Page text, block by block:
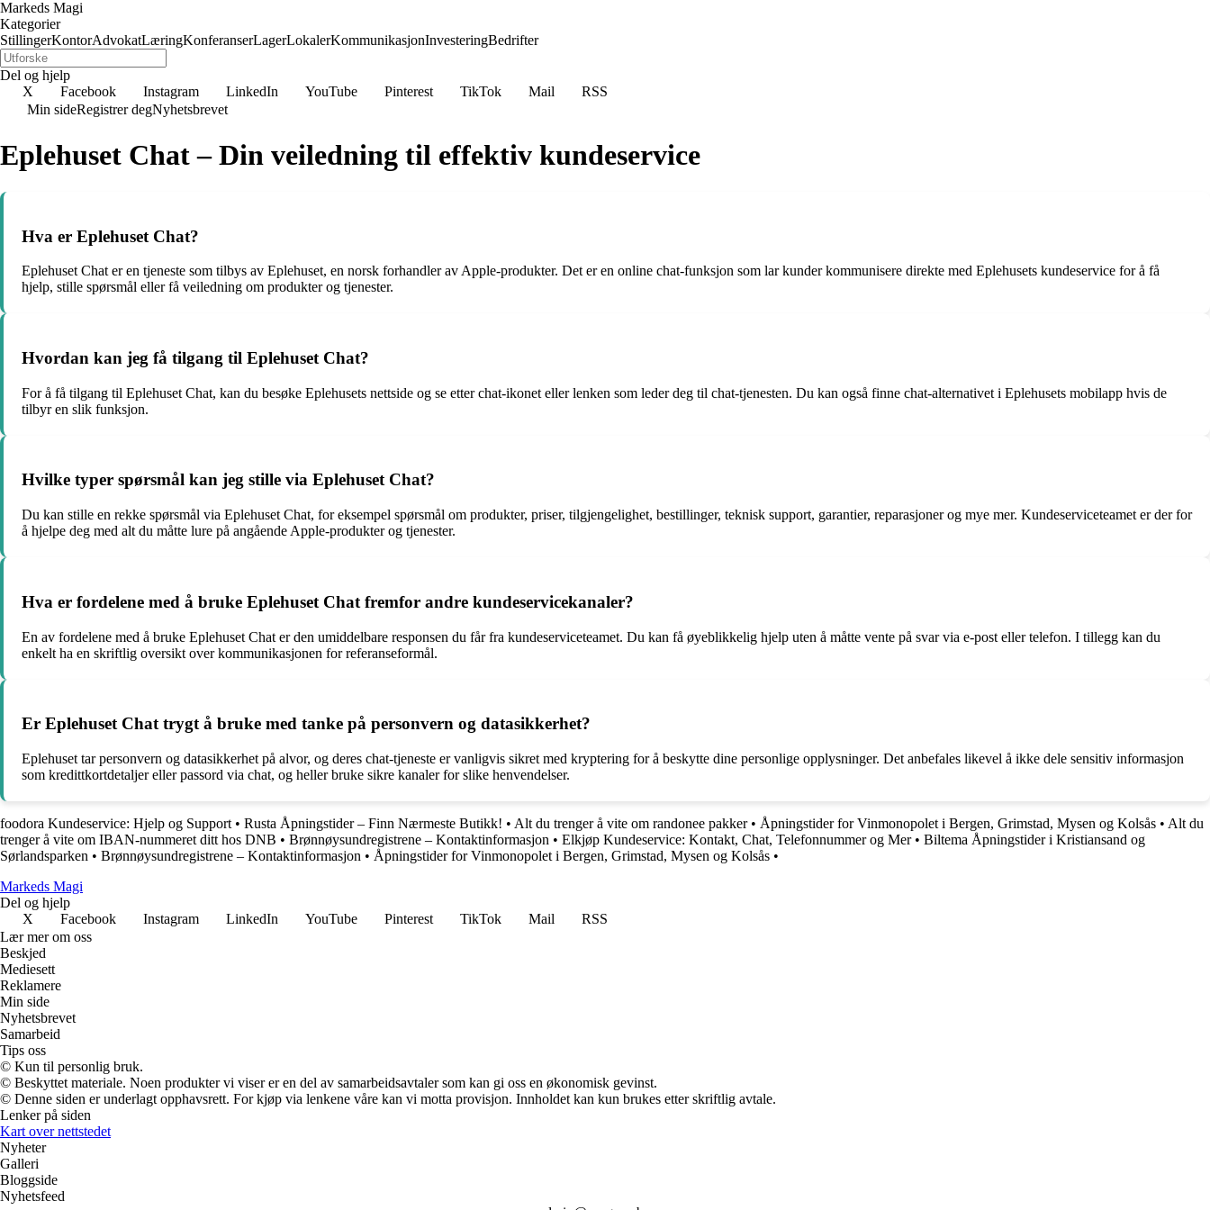
Markeds Magi
Kategorier
StillingerKontorAdvokatLæringKonferanserLagerLokalerKommunikasjonInvesteringBedrifter
Del og hjelp
X
Facebook Instagram LinkedIn YouTube Pinterest TikTok Mail
RSS
Min sideRegistrer degNyhetsbrevet
Eplehuset Chat – Din veiledning til effektiv kundeservice
Hva er Eplehuset Chat?
Eplehuset Chat er en tjeneste som tilbys av Eplehuset, en norsk forhandler av Apple-produkter. Det er en online chat-funksjon som lar kunder kommunisere direkte med Eplehusets kundeservice for å få
hjelp, stille spørsmål eller få veiledning om produkter og tjenester.
Hvordan kan jeg få tilgang til Eplehuset Chat?
For å få tilgang til Eplehuset Chat, kan du besøke Eplehusets nettside og se etter chat-ikonet eller lenken som leder deg til chat-tjenesten. Du kan også finne chat-alternativet i Eplehusets mobilapp hvis de
tilbyr en slik funksjon.
Hvilke typer spørsmål kan jeg stille via Eplehuset Chat?
Du kan stille en rekke spørsmål via Eplehuset Chat, for eksempel spørsmål om produkter, priser, tilgjengelighet, bestillinger, teknisk support, garantier, reparasjoner og mye mer. Kundeserviceteamet er der for
å hjelpe deg med alt du måtte lure på angående Apple-produkter og tjenester.
Hva er fordelene med å bruke Eplehuset Chat fremfor andre kundeservicekanaler?
En av fordelene med å bruke Eplehuset Chat er den umiddelbare responsen du får fra kundeserviceteamet. Du kan få øyeblikkelig hjelp uten å måtte vente på svar via e-post eller telefon. I tillegg kan du
enkelt ha en skriftlig oversikt over kommunikasjonen for referanseformål.
Er Eplehuset Chat trygt å bruke med tanke på personvern og datasikkerhet?
Eplehuset tar personvern og datasikkerhet på alvor, og deres chat-tjeneste er vanligvis sikret med kryptering for å beskytte dine personlige opplysninger. Det anbefales likevel å ikke dele sensitiv informasjon
som kredittkortdetaljer eller passord via chat, og heller bruke sikre kanaler for slike henvendelser.
foodora Kundeservice: Hjelp og Support • Rusta Åpningstider – Finn Nærmeste Butikk! • Alt du trenger å vite om randonee pakker• Åpningstider for Vinmonopolet i Bergen, Grimstad, Mysen og Kolsås • Alt du
trenger å vite om IBAN-nummeret ditt hos DNB • Brønnøysundregistrene – Kontaktinformasjon • Elkjøp Kundeservice: Kontakt, Chat, Telefonnummer og Mer• Biltema Åpningstider i Kristiansand og
Sørlandsparken • Brønnøysundregistrene – Kontaktinformasjon • Åpningstider for Vinmonopolet i Bergen, Grimstad, Mysen og Kolsås •
Markeds Magi
Del og hjelp
X
Facebook Instagram LinkedIn YouTube Pinterest TikTok Mail
RSS
Lær mer om oss
Beskjed
Mediesett
Reklamere
Min side
Nyhetsbrevet
Samarbeid
Tips oss
© Kun til personlig bruk.
© Beskyttet materiale. Noen produkter vi viser er en del av samarbeidsavtaler som kan gi oss en økonomisk gevinst.
© Denne siden er underlagt opphavsrett. For kjøp via lenkene våre kan vi motta provisjon. Innholdet kan kun brukes etter skriftlig avtale.
Lenker på siden
Kart over nettstedet
Nyheter
Galleri
Bloggside
Nyhetsfeed